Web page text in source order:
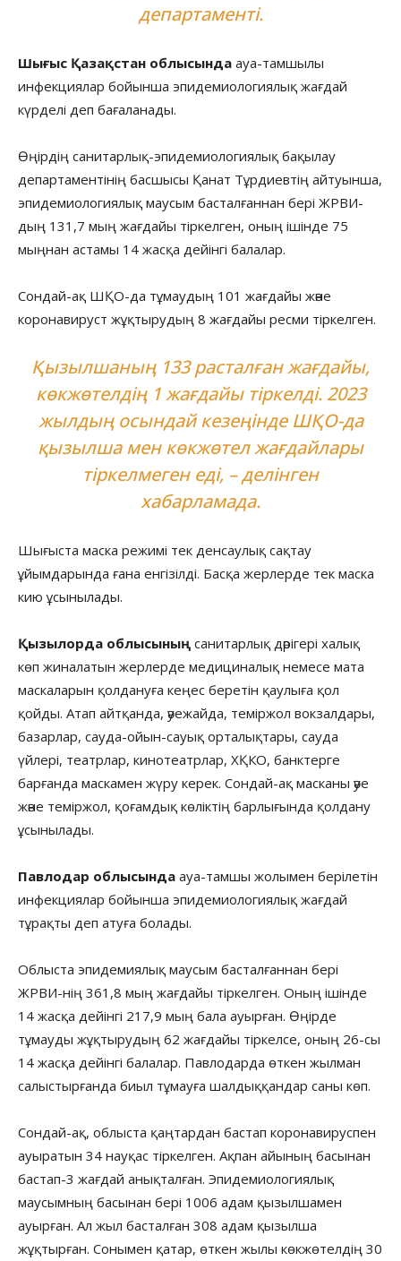
департаменті.
Шығыс Қазақстан облысында ауа-тамшылы
инфекциялар бойынша эпидемиологиялық жағдай
күрделі деп бағаланады.
Өңірдің санитарлық-эпидемиологиялық бақылау
департаментінің басшысы Қанат Тұрдиевтің айтуынша,
эпидемиологиялық маусым басталғаннан бері ЖРВИ-
дың 131,7 мың жағдайы тіркелген, оның ішінде 75
мыңнан астамы 14 жасқа дейінгі балалар.
Сондай-ақ ШҚО-да тұмаудың 101 жағдайы және
коронавируст жұқтырудың 8 жағдайы ресми тіркелген.
Қызылшаның 133 расталған жағдайы,
көкжөтелдің 1 жағдайы тіркелді. 2023
жылдың осындай кезеңінде ШҚО-да
қызылша мен көкжөтел жағдайлары
тіркелмеген еді, – делінген
хабарламада.
Шығыста маска режимі тек денсаулық сақтау
ұйымдарында ғана енгізілді. Басқа жерлерде тек маска
кию ұсынылады.
Қызылорда облысының санитарлық дәрігері халық
көп жиналатын жерлерде медициналық немесе мата
маскаларын қолдануға кеңес беретін қаулыға қол
қойды. Атап айтқанда, әуежайда, теміржол вокзалдары,
базарлар, сауда-ойын-сауық орталықтары, сауда
үйлері, театрлар, кинотеатрлар, ХҚКО, банктерге
барғанда маскамен жүру керек. Сондай-ақ масканы әуе
және теміржол, қоғамдық көліктің барлығында қолдану
ұсынылады.
Павлодар облысында ауа-тамшы жолымен берілетін
инфекциялар бойынша эпидемиологиялық жағдай
тұрақты деп атуға болады.
Облыста эпидемиялық маусым басталғаннан бері
ЖРВИ-нің 361,8 мың жағдайы тіркелген. Оның ішінде
14 жасқа дейінгі 217,9 мың бала ауырған. Өңірде
тұмауды жұқтырудың 62 жағдайы тіркелсе, оның 26-сы
14 жасқа дейінгі балалар. Павлодарда өткен жылман
салыстырғанда биыл тұмауға шалдыққандар саны көп.
Сондай-ақ, облыста қаңтардан бастап коронавируспен
ауыратын 34 науқас тіркелген. Ақпан айының басынан
бастап-3 жағдай анықталған. Эпидемиологиялық
маусымның басынан бері 1006 адам қызылшамен
ауырған. Ал жыл басталған 308 адам қызылша
жұқтырған. Сонымен қатар, өткен жылы көкжөтелдің 30